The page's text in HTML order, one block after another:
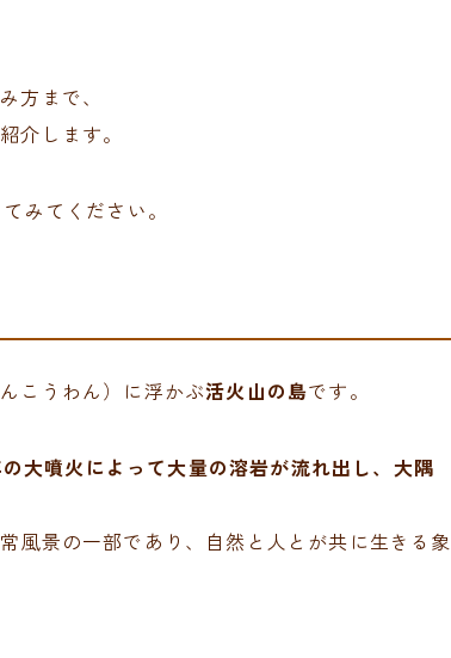
方まで、
介します。
みてください。
こうわん）に浮かぶ活火山の島です。
大噴火によって大量の溶岩が流れ出し、大隅
風景の一部であり、自然と人とが共に生きる象